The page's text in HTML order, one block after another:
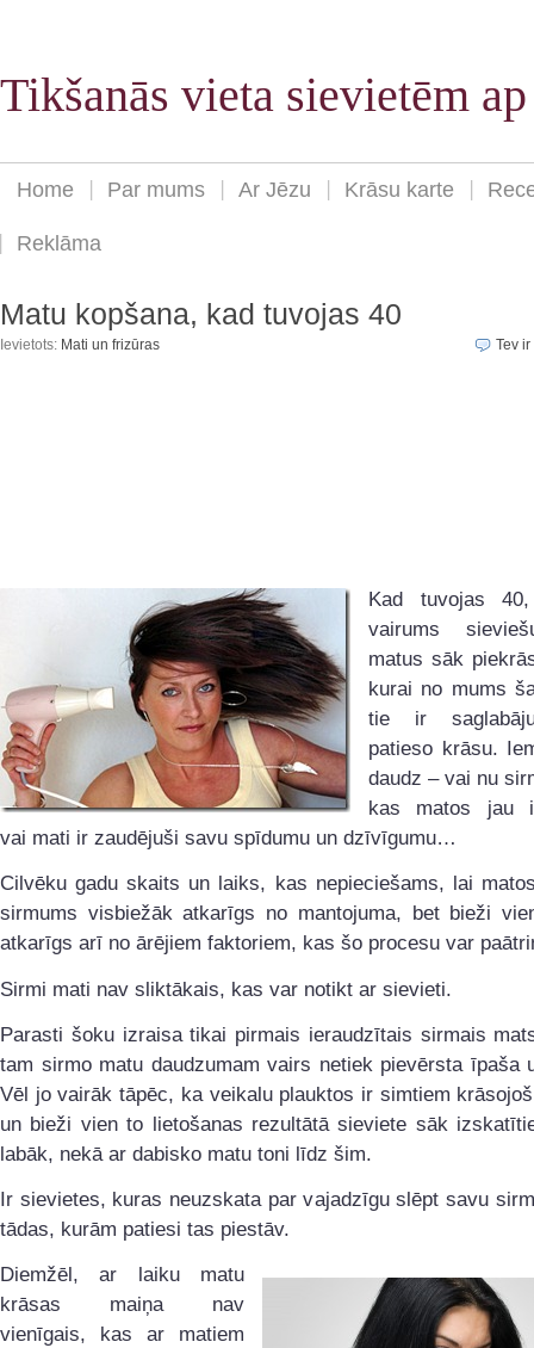
Tikšanās vieta sievietēm
Home Par mums Ar Jēzu Krāsu karte
Reklāma
Matu kopšana, kad tuvojas 40
Ievietots: Mati un frizūras Tev ir
Kad tuvojas
vairums
matus sāk
kurai no mums
tie ir
patieso krāsu.
daudz – vai nu
kas matos jau
vai mati ir zaudējuši savu spīdumu un dzīvīgumu…
Cilvēku gadu skaits un laiks, kas nepieciešams, lai
sirmums visbiežāk atkarīgs no mantojuma, bet bieži
atkarīgs arī no ārējiem faktoriem, kas šo procesu var
Sirmi mati nav sliktākais, kas var notikt ar sievieti.
Parasti šoku izraisa tikai pirmais ieraudzītais sirmais
tam sirmo matu daudzumam vairs netiek pievērsta īpaša
Vēl jo vairāk tāpēc, ka veikalu plauktos ir simtiem
un bieži vien to lietošanas rezultātā sieviete sāk
labāk, nekā ar dabisko matu toni līdz šim.
Ir sievietes, kuras neuzskata par vajadzīgu slēpt savu
tādas, kurām patiesi tas piestāv.
Diemžēl, ar laiku matu
krāsas maiņa nav
vienīgais, kas ar matiem